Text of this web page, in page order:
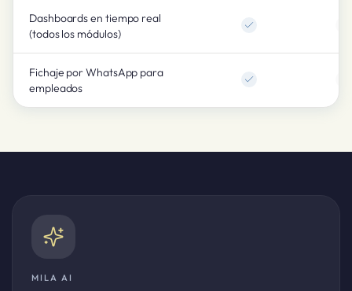
Dashboards en tiempo real
(todos los módulos)
Fichaje por WhatsApp para
empleados
MILA AI